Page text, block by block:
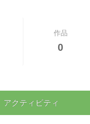
作品
0
アクティビティ